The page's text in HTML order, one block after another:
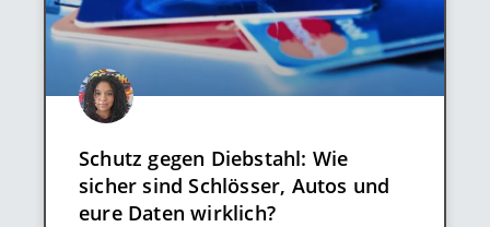
Schutz gegen Diebstahl: Wie
sicher sind Schlösser, Autos und
eure Daten wirklich?